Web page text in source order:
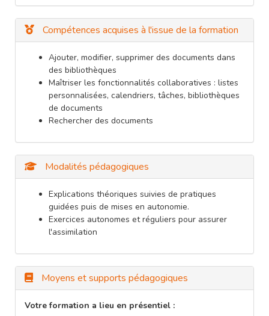
Compétences acquises à l'issue de la formation
Ajouter, modifier, supprimer des documents dans
des bibliothèques
Maîtriser les fonctionnalités collaboratives : listes
personnalisées, calendriers, tâches, bibliothèques
de documents
Rechercher des documents
Modalités pédagogiques
Explications théoriques suivies de pratiques
guidées puis de mises en autonomie.
Exercices autonomes et réguliers pour assurer
l'assimilation
Moyens et supports pédagogiques
Votre formation a lieu en présentiel :